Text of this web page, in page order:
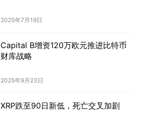
2025年7月19日
Capital B增资120万欧元推进比特币
财库战略
2025年9月23日
XRP跌至90日新低，死亡交叉加剧